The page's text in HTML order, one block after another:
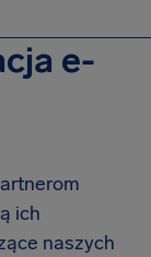
e-
ich
naszych